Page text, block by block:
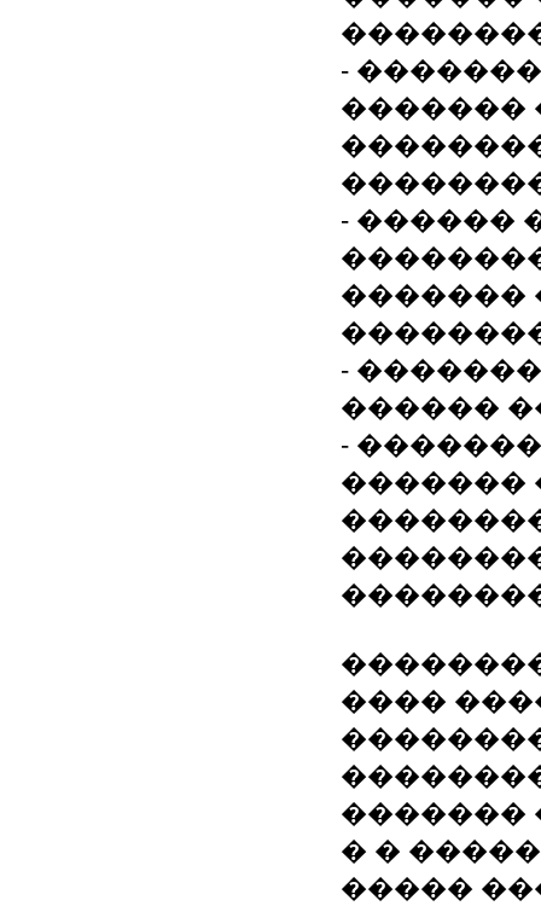
-
�������
- ������
�������
-
������
-
�������
����
�������
� �
�����